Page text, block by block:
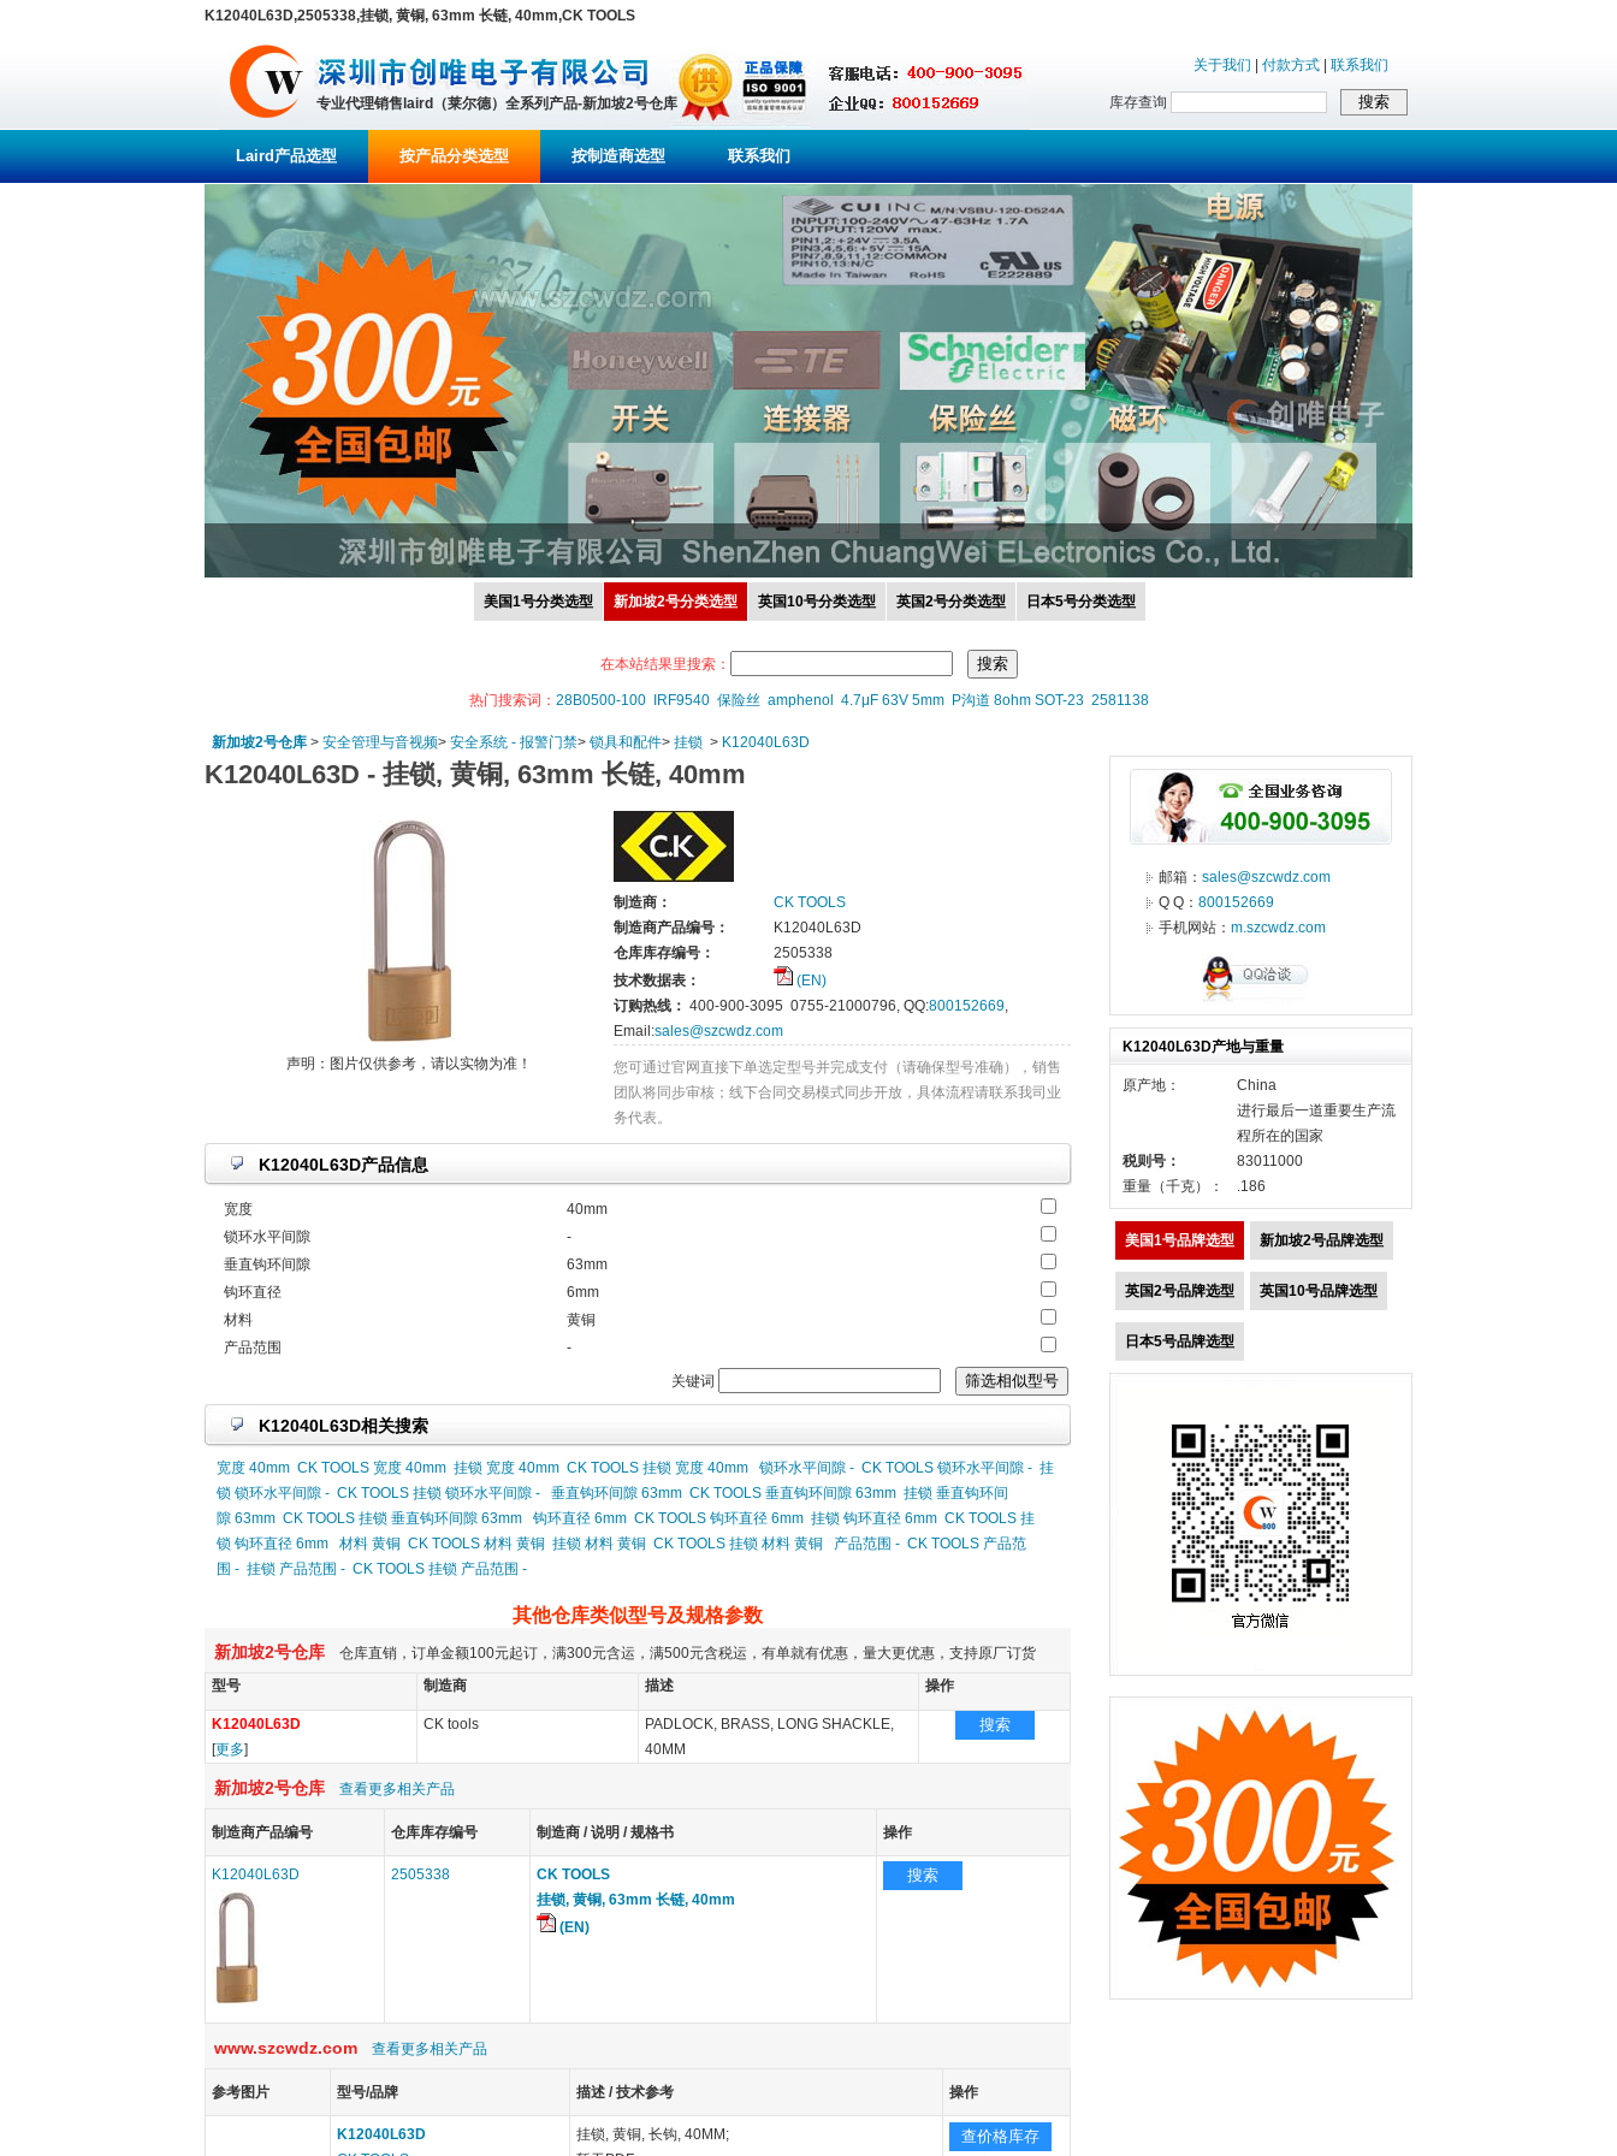
K12040L63D,2505338,挂锁, 黄铜, 63mm 长链, 40mm,CK TOOLS
专业代理销售laird（莱尔德）全系列产品-新加坡2号仓库
关于我们 付款方式 联系我们
库存查询
Laird产品选型 按产品分类选型 按制造商选型 联系我们
美国1号分类选型 新加坡2号分类选型 英国10号分类选型 英国2号分类选型 日本5号分类选型
在本站结果里搜索：
热门搜索词： 28B0500-100 IRF9540 保险丝 amphenol 4.7μF 63V 5mm P沟道 8ohm SOT-23 2581138
新加坡2号仓库 > 安全管理与音视频> 安全系统 - 报警门禁> 锁具和配件> 挂锁 > K12040L63D
K12040L63D - 挂锁, 黄铜, 63mm 长链, 40mm
声明：图片仅供参考，请以实物为准！
制造商：
CK TOOLS
制造商产品编号：
K12040L63D
仓库库存编号：
2505338
技术数据表：
(EN)
订购热线： 400-900-3095 0755-21000796, QQ:800152669,
Email:sales@szcwdz.com
您可通过官网直接下单选定型号并完成支付（请确保型号准确），销售
团队将同步审核；线下合同交易模式同步开放，具体流程请联系我司业
务代表。
K12040L63D产品信息
宽度
40mm
锁环水平间隙
-
垂直钩环间隙
63mm
钩环直径
6mm
材料
黄铜
产品范围
-
关键词
K12040L63D相关搜索
宽度 40mm CK TOOLS 宽度 40mm 挂锁 宽度 40mm CK TOOLS 挂锁 宽度 40mm 锁环水平间隙 - CK TOOLS 锁环水平间隙 - 挂
锁 锁环水平间隙 - CK TOOLS 挂锁 锁环水平间隙 - 垂直钩环间隙 63mm CK TOOLS 垂直钩环间隙 63mm 挂锁 垂直钩环间
隙 63mm CK TOOLS 挂锁 垂直钩环间隙 63mm 钩环直径 6mm CK TOOLS 钩环直径 6mm 挂锁 钩环直径 6mm CK TOOLS 挂
锁 钩环直径 6mm
材料 黄铜 CK TOOLS 材料 黄铜 挂锁 材料 黄铜 CK TOOLS 挂锁 材料 黄铜 产品范围 - CK TOOLS 产品范
围 - 挂锁 产品范围 - CK TOOLS 挂锁 产品范围 -
其他仓库类似型号及规格参数
新加坡2号仓库 仓库直销，订单金额100元起订，满300元含运，满500元含税运，有单就有优惠，量大更优惠，支持原厂订货
型号
制造商 描述 操作
K12040L63D
[更多]
CK tools
PADLOCK, BRASS, LONG SHACKLE,
40MM
搜索
新加坡2号仓库 查看更多相关产品
制造商产品编号 仓库库存编号 制造商 / 说明 / 规格书 操作
K12040L63D 2505338
CK TOOLS
挂锁, 黄铜, 63mm 长链, 40mm
(EN)
搜索
www.szcwdz.com 查看更多相关产品
参考图片 型号/品牌 描述 / 技术参考 操作
K12040L63D
挂锁, 黄铜, 长钩, 40MM;
查价格库存
邮箱： sales@szcwdz.com
Q Q： 800152669
手机网站： m.szcwdz.com
K12040L63D产地与重量
原产地：
China
进行最后一道重要生产流
程所在的国家
税则号：
83011000
重量（千克）：
.186
美国1号品牌选型 新加坡2号品牌选型
英国2号品牌选型 英国10号品牌选型
日本5号品牌选型